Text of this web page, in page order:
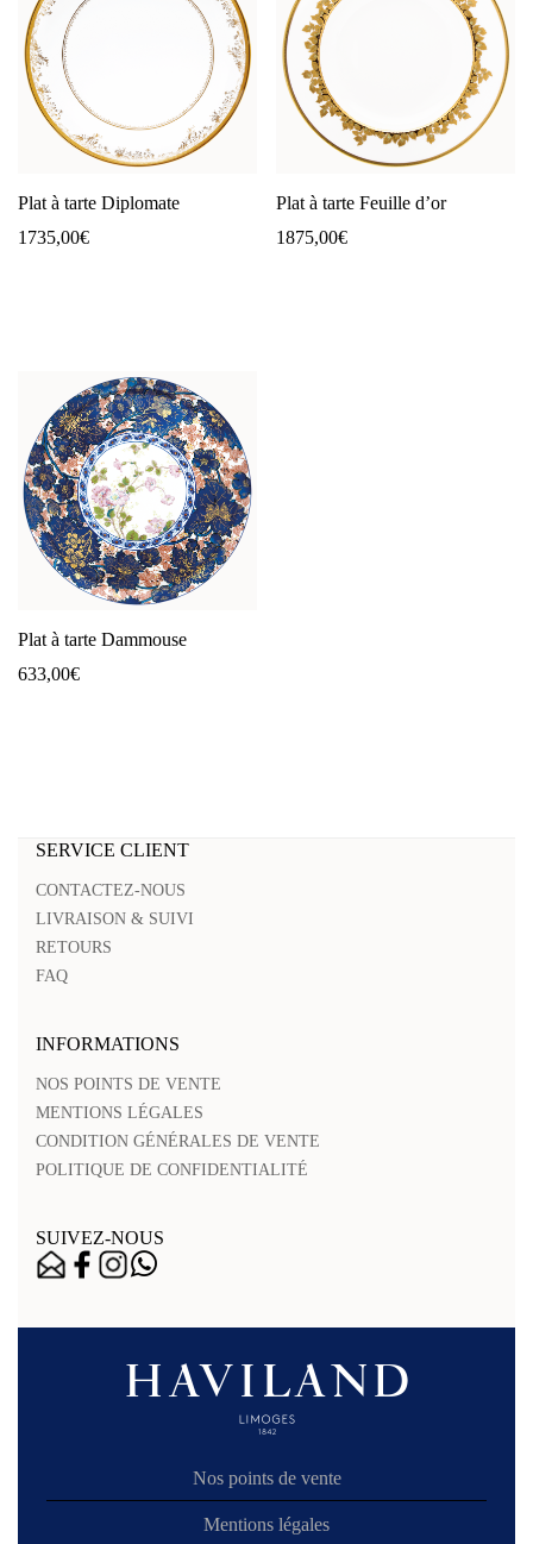
Plat à tarte Diplomate
1735,00€
Plat à tarte Feuille d’or
1875,00€
Plat à tarte Dammouse
633,00€
SERVICE CLIENT
CONTACTEZ-NOUS
LIVRAISON & SUIVI
RETOURS
FAQ
INFORMATIONS
NOS POINTS DE VENTE
MENTIONS LÉGALES
CONDITION GÉNÉRALES DE VENTE
POLITIQUE DE CONFIDENTIALITÉ
SUIVEZ-NOUS
Nos points de vente
Mentions légales